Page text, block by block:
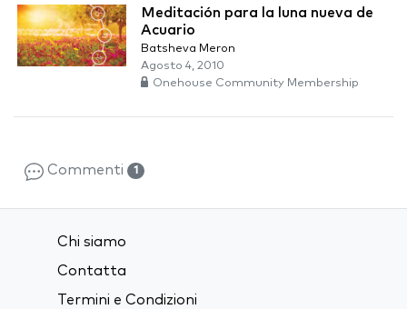
Meditación para la luna nueva de
Acuario
Batsheva Meron
Agosto 4, 2010
Onehouse Community Membership
Commenti 1
Chi siamo
Contatta
Termini e Condizioni